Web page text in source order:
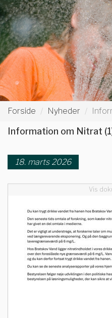
Forside Nyheder
Information om Nitrat
18. marts 2026
Vis